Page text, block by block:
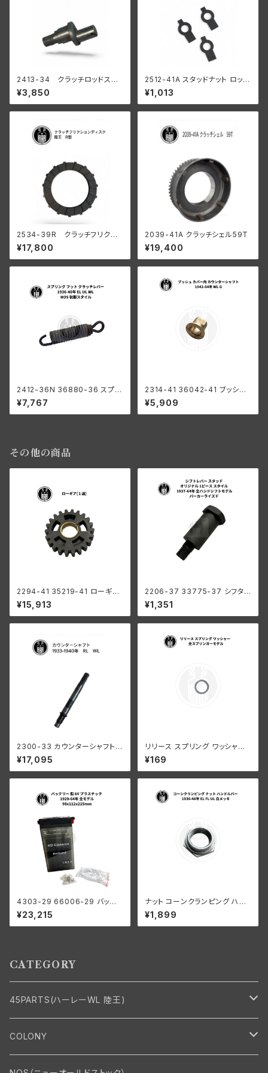
2413-34 クラッチロッドスタ
ッド 1934-37 R WL
陸王
¥3,850
2512-41A スタッドナット ロック
ワッシャー 3個入
¥1,013
2534-39R クラッチフリクシ
ョンディスク 陸王 R型 RQ
¥17,800
2039-41A クラッチシェル59T
¥19,400
2412-36N 36880-36 スプリ
ング フット クラッチレバー ハー
レーダビッドソン 1936-40年 E
L UL WL NOS 初期スタイル
¥7,767
2314-41 36042-41 ブッシン
グ カバー内 カウンターシャフト
ハーレー 1941-64年 WL G
¥5,909
その他の商品
2294-41 35219-41 ローギア
1速
¥15,913
2206-37 33775-37 シフタ
ーレバー スタッド オリジナル1ピ
ーススタイル パーカー ハーレー
1937-64年 全ハンドシフトモデ
¥1,351
2300-33 カウンターシャフト 1
933-1940年 RL/WL/G
¥17,095
リリース スプリング ワッシャー
ハーレーダビッドソン 全スプリ
ンガーモデル
¥169
4303-29 66006-29 バッテリ
ー 6V プラスチック 1929-64年
98x112x215mm
¥23,215
ナット コーンクランピング ハン
ドルバー ハーレーダビッドソン 1
936-48年 EL FL UL クローム
メッキ
¥1,899
CATEGORY
45PARTS(ハーレーWL 陸王)
エンジン
エンジン・シリンダーヘッド
COLONY